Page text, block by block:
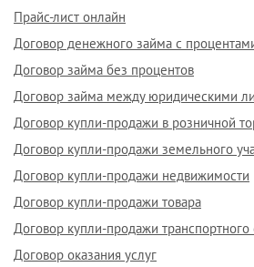
Прайс-лист онлайн
Договор денежного займа с
Договор займа без процентов
Договор займа между юридическими
Договор купли-продажи в розничной
Договор купли-продажи земельного
Договор купли-продажи недвижимости
Договор купли-продажи товара
Договор купли-продажи транспортного
Договор оказания услуг